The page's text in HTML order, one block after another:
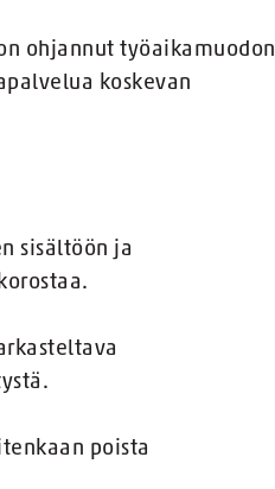
ohjannut työaikamuodon
koskevan
sisältöön ja
poista